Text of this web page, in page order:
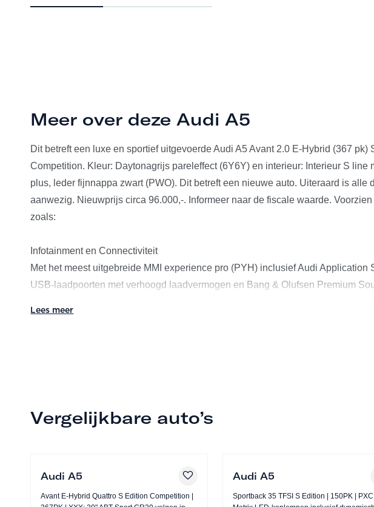
Meer over deze Audi A5
Dit betreft een luxe en sportief uitgevoerde Audi A5 Avant 2.0 E-Hybrid (367 pk)
Competition. Kleur: Daytonagrijs pareleffect (6Y6Y) en interieur: Interieur S line
plus, leder fijnnappa zwart (PWO). Dit betreft een nieuwe auto. Uiteraard is alle
aanwezig. Nieuwprijs circa 96.000,-. Informeer naar de fiscale waarde.
zoals:
Infotainment en Connectiviteit
Met het meest uitgebreide MMI experience pro (PYH) inclusief Audi Application
USB-laadpoorten met verhoogd laadvermogen en Bang & Olufsen Premium
rugleuning en lendensteunen, geperforeerd nappaleder met ruitstiksels,
sportstuur, 3-spaaks, boven en onder afgevlakt met schakelpaddels (1XY).
Lees meer
Vergelijkbare auto’s
Audi A5
Avant E-Hybrid Quattro S Edition Competition |
Audi A5
Sportback 35 TFSI S Edition | 150PK | PXC: